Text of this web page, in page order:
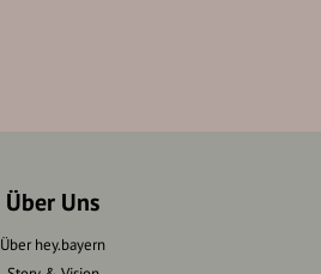
Über Uns
Über hey.bayern